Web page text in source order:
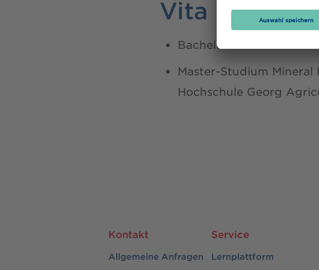
Vita
Bachelor-Studium
Master-Studium Mineral
Hochschule Georg
Kontakt
Allgemeine Anfragen
Service
Lernplattform